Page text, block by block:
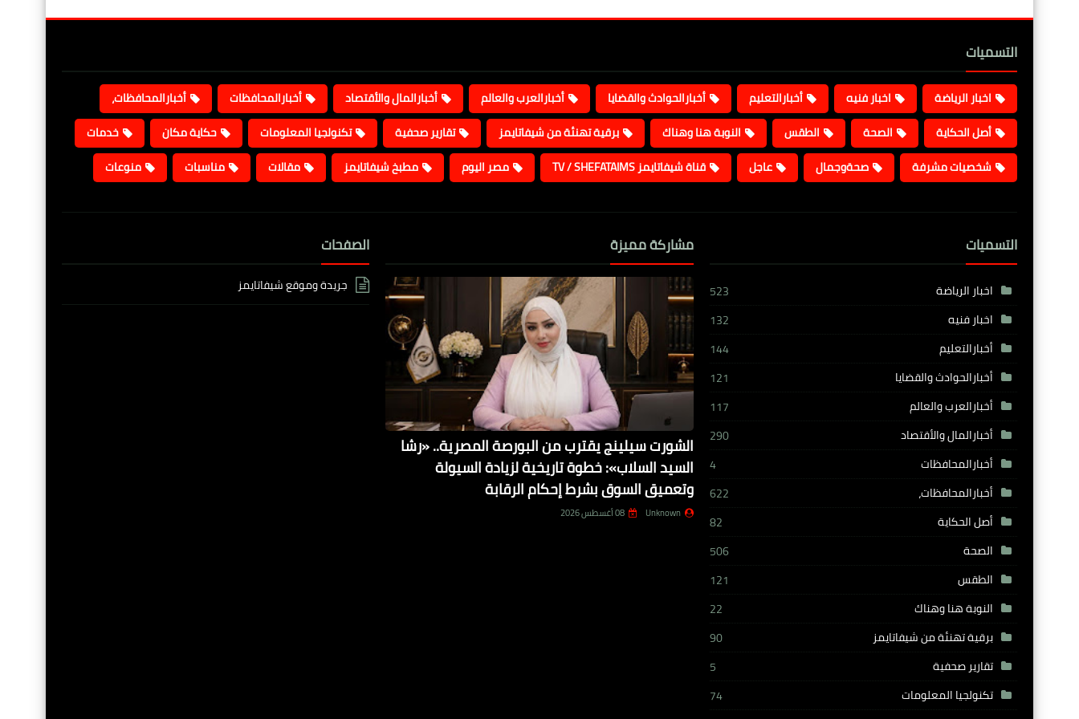
التسميات
اخبار الرياضة اخبار فنيه أخبارالتعليم أخبارالحوادث والقضايا أخبارالعرب والعالم أخبارالمال والأقتصاد أخبارالمحافظات
أخبارالمحافظات،
أصل الحكاية
الصحة الطقس النوبة هنا وهناك برقية تهنئة من شيفاتايمز تقارير صحفية تكنولجيا المعلومات حكاية مكان
خدمات
شخصيات مشرفة
صحةوجمال عاجل قناة شيفاتايمز TV / SHEFATAIMS مصر اليوم مطبخ شيفاتايمز مقالات مناسبات منوعات
التسميات
اخبار الرياضة
523
اخبار فنيه
132
أخبارالتعليم
144
أخبارالحوادث والقضايا
121
أخبارالعرب والعالم
117
أخبارالمال والأقتصاد
290
أخبارالمحافظات
4
أخبارالمحافظات،
622
أصل الحكاية
82
الصحة
506
الطقس
121
النوبة هنا وهناك
22
برقية تهنئة من شيفاتايمز
90
تقارير صحفية
5
تكنولجيا المعلومات
74
مشاركة مميزة
الشورت سيلينج يقترب من البورصة المصرية.. «رشا
السيد السلاب»: خطوة تاريخية لزيادة السيولة
وتعميق السوق بشرط إحكام الرقابة
Unknown 08 أغسطس 2026
الصفحات
جريدة وموقع شيفاتايمز